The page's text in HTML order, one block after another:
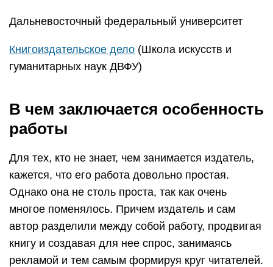
Дальневосточный федеральный университет
Книгоиздательское дело (Школа искусств и
гуманитарных наук ДВФУ)
В чем заключается особенность
работы
Для тех, кто не знает, чем занимается издатель,
кажется, что его работа довольно простая.
Однако она не столь проста, так как очень
многое поменялось. Причем издатель и сам
автор разделили между собой работу, продвигая
книгу и создавая для нее спрос, занимаясь
рекламой и тем самым формируя круг читателей.